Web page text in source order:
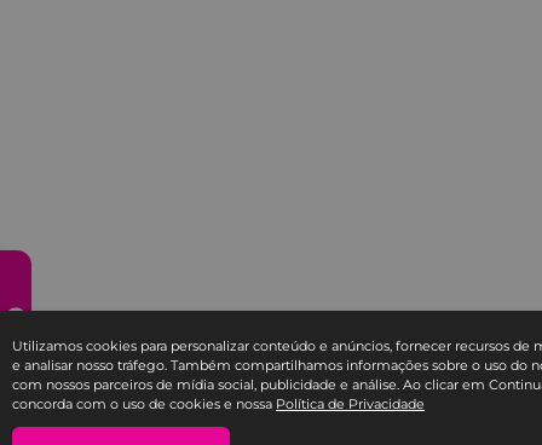
Utilizamos cookies para personalizar conteúdo e anúncios, fornecer recursos de
e analisar nosso tráfego. Também compartilhamos informações sobre o uso do
com nossos parceiros de mídia social, publicidade e análise. Ao clicar em
concorda com o uso de cookies e nossa Política de Privacidade